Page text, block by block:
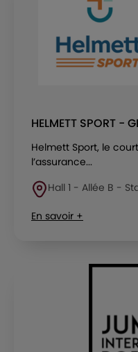
HELMETT SPORT -
Helmett Sport, le
l’assurance...
Hall 1 - Allée B -
En savoir +